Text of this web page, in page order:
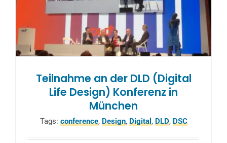
Teilnahme an der DLD (Digital
Life Design) Konferenz in
München
Tags: conference, Design, Digital, DLD, DSC